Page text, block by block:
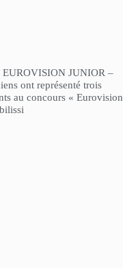
EUROVISION JUNIOR –
ont représenté trois
au concours « Eurovision